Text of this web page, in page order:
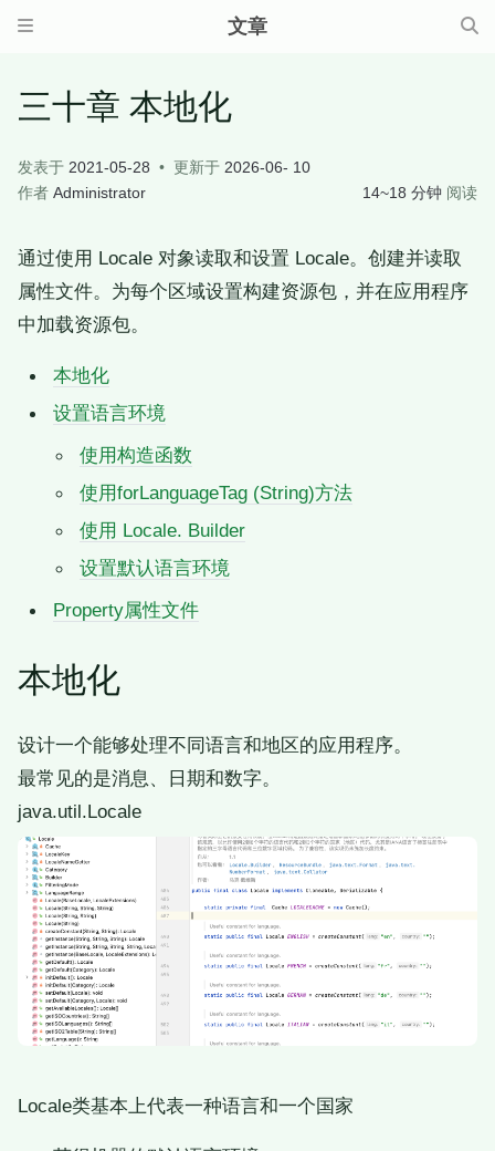
文章
三十章 本地化
发表于 2021-05-28 更新于 2026-06- 10
作者 Administrator 14~18 分钟 阅读
通过使用 Locale 对象读取和设置 Locale。创建并读取
属性文件。为每个区域设置构建资源包，并在应用程序
中加载资源包。
本地化
设置语言环境
使用构造函数
使用forLanguageTag (String)方法
使用 Locale. Builder
设置默认语言环境
Property属性文件
本地化
设计一个能够处理不同语言和地区的应用程序。
最常见的是消息、日期和数字。
java.util.Locale
Locale类基本上代表一种语言和一个国家